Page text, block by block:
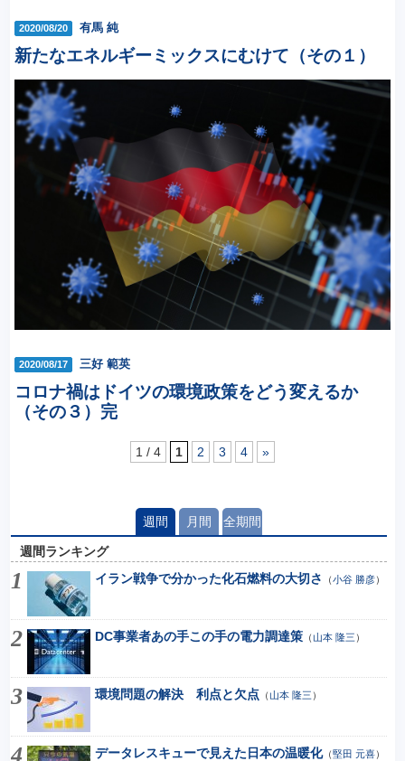
2020/08/20 有馬 純
新たなエネルギーミックスにむけて（その１）
2020/08/17 三好 範英
コロナ禍はドイツの環境政策をどう変えるか
（その３）完
1 / 4 1 2 3 4 »
週間 月間 全期間
週間ランキング
イラン戦争で分かった化石燃料の大切さ
（小谷 勝彦）
DC事業者あの手この手の電力調達策（山本 隆三 ）
環境問題の解決 利点と欠点 （山本 隆三 ）
データレスキューで見えた日本の温暖化（堅田 元喜）